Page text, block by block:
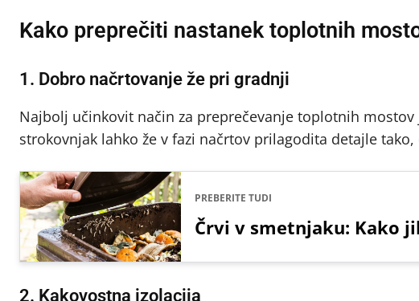
Kako preprečiti nastanek toplotnih
1. Dobro načrtovanje že pri gradnji
Najbolj učinkovit način za preprečevanje toplotnih
strokovnjak lahko že v fazi načrtov prilagodita detajle
PREBERITE TUDI
Črvi v smetnjaku: Kako
2. Kakovostna izolacija